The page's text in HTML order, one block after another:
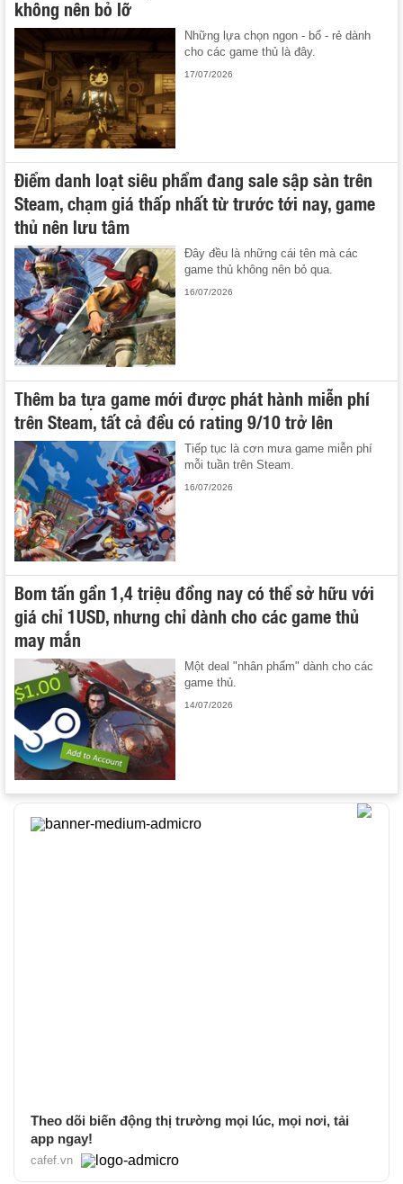
không nên bỏ lỡ
Những lựa chọn ngon - bổ - rẻ dành
cho các game thủ là đây.
17/07/2026
Điểm danh loạt siêu phẩm đang sale sập sàn trên
Steam, chạm giá thấp nhất từ trước tới nay, game
thủ nên lưu tâm
Đây đều là những cái tên mà các
game thủ không nên bỏ qua.
16/07/2026
Thêm ba tựa game mới được phát hành miễn phí
trên Steam, tất cả đều có rating 9/10 trở lên
Tiếp tục là cơn mưa game miễn phí
mỗi tuần trên Steam.
16/07/2026
Bom tấn gần 1,4 triệu đồng nay có thể sở hữu với
giá chỉ 1USD, nhưng chỉ dành cho các game thủ
may mắn
Một deal "nhân phẩm" dành cho các
game thủ.
14/07/2026
Theo dõi biến động thị trường mọi lúc, mọi nơi, tải
app ngay!
cafef.vn